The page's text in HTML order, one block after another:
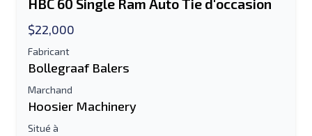
HBC 60 Single Ram Auto Tie d'occasion
$22,000
Fabricant
Bollegraaf Balers
Marchand
Hoosier Machinery
Situé à